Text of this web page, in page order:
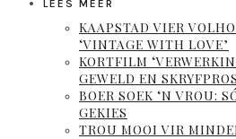
LEES MEER
KAAPSTAD VIER
‘VINTAGE WITH LOVE’
KORTFILM
GEWELD EN
BOER SOEK ‘N VROU:
GEKIES
TROU MOOI VIR